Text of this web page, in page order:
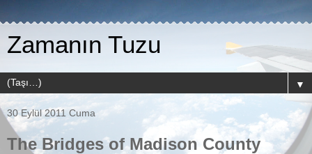
Zamanın Tuzu
▼
30 Eylül 2011 Cuma
The Bridges of Madison County